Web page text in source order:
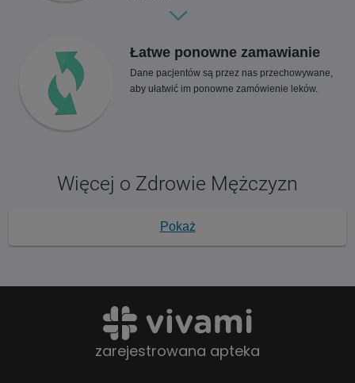
Łatwe ponowne zamawianie
Dane pacjentów są przez nas przechowywane,
aby ułatwić im ponowne zamówienie leków.
Więcej o Zdrowie Mężczyzn
Pokaż
zarejestrowana apteka